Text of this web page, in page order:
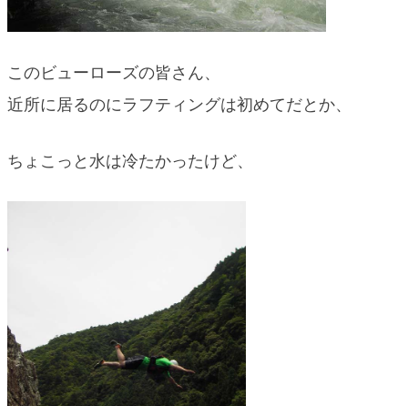
このビューローズの皆さん、
近所に居るのにラフティングは初めてだとか、
ちょこっと水は冷たかったけど、